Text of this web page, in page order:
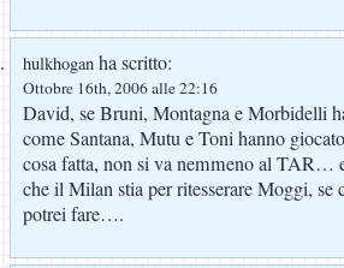
hulkhogan ha scritto:
Ottobre 16th, 2006 alle 22:16
David, se Bruni, Montagna e Morbidelli
come Santana, Mutu e Toni hanno
cosa fatta, non si va nemmeno al TAR…
che il Milan stia per ritesserare Moggi, se
potrei fare….